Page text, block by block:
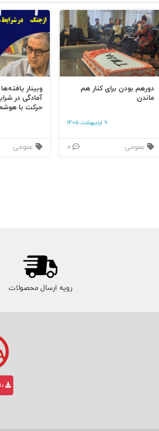
دورهم بودن برای کنار هم
ماندن
9 اردیبهشت 1405
عمومی
وبینار
آمادگی در
حرکت با
عمومی
رویه ارسال محصولات